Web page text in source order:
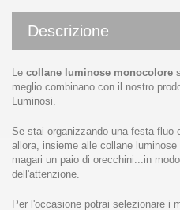
Descrizione
Le collane luminose monocolore
meglio combinano con il nostro
Luminosi.
Se stai organizzando una festa
allora, insieme alle collane
magari un paio di orecchini...in
dell'attenzione.
Per l'occasione potrai selezionare i